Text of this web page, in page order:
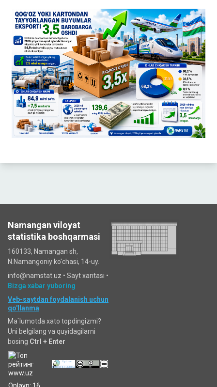
Namangan viloyat
statistika boshqarmasi
160133, Namangan sh,
N.Namangoniy ko'chasi, 14-uy.
info@namstat.uz • Sayt xaritasi •
Bizga xabar yuboring
Veb-saytdan foydalanish uchun
qo'llanma
Ma`lumotda xato topdingizmi?
Uni belgilang va quyidagilarni
bosing Ctrl + Enter